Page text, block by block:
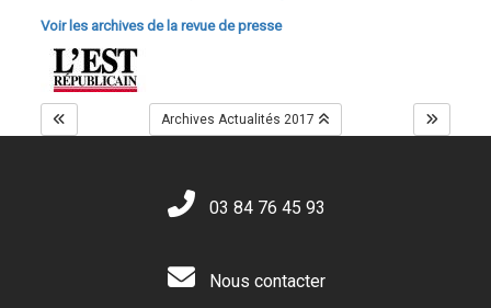
Voir les archives de la revue de presse
Archives Actualités 2017
03 84 76 45 93
Nous contacter